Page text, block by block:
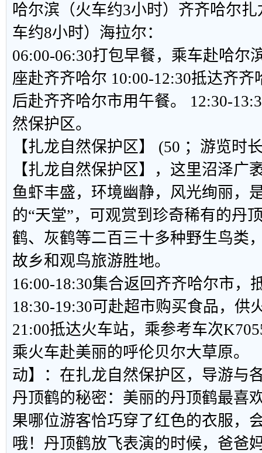
哈尔滨（火车约3小时）齐齐哈尔
车约8小时）海拉尔：
06:00-06:30打包早餐，乘车赴哈尔
座赴齐齐哈尔 10:00-12:30抵达齐
后赴齐齐哈尔市用午餐。 12:30-
然保护区。
【扎龙自然保护区 】
(50 ；游览时
【扎龙自然保护区】，这里沼泽广
鱼虾丰盛，环境幽静，风光绚丽，
的“天堂”，可观赏到珍奇稀有的丹
鹤、灰鹤等二百三十多种野生鸟类
故乡和观鸟旅游胜地。
16:00-18:30集合返回齐齐哈尔市，
18:30-19:30可赴超市购买食品，供
21:00抵达火车站，乘参考车次
乘火车赴美丽的呼伦贝尔大草原。
动】：在扎龙自然保护区，导游与
丹顶鹤的秘密：美丽的丹顶鹤最喜
果哪位游客恰巧穿了红色的衣服，
哦！丹顶鹤放飞表演的时候，爸爸